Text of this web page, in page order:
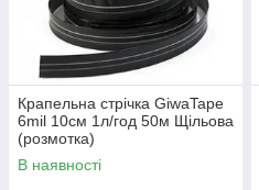
Крапельна стрічка GiwaTape
6mil 10см 1л/год 50м Щільова
(розмотка)
В наявності